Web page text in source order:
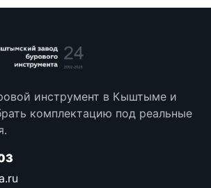
инструмент в Кыштыме и
комплектацию под реальные